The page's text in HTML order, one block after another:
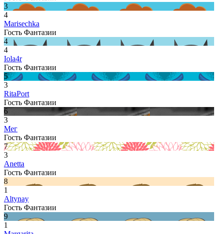
3
4
Marisechka
Гость Фантазии
4
4
Iola4r
Гость Фантазии
5
3
RitaPort
Гость Фантазии
6
3
Мег
Гость Фантазии
7
3
Anetta
Гость Фантазии
8
1
Altynay
Гость Фантазии
9
1